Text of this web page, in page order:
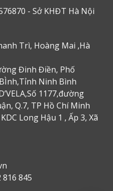
- Sở KHĐT Hà Nội
Trì, Hoàng Mai ,Hà
Đinh Điền, Phố
Ninh Bình
1177,đường
Q.7, TP Hồ Chí Minh
Long Hậu 1 , Ấp 3, Xã
816 845